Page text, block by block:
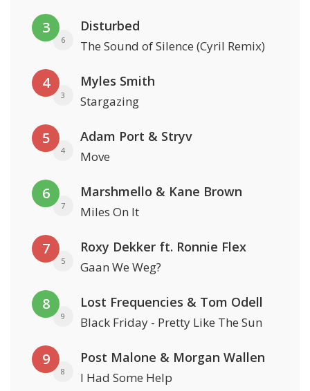
3
6
Disturbed
The Sound of Silence (Cyril Remix)
4
3
Myles Smith
Stargazing
5
4
Adam Port & Stryv
Move
6
7
Marshmello & Kane Brown
Miles On It
7
5
Roxy Dekker ft. Ronnie Flex
Gaan We Weg?
8
9
Lost Frequencies & Tom Odell
Black Friday - Pretty Like The Sun
9
8
Post Malone & Morgan Wallen
I Had Some Help